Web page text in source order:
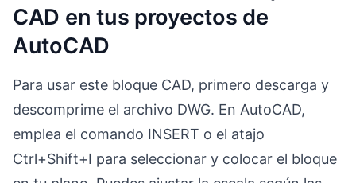
CAD en tus proyectos de
AutoCAD
Para usar este bloque CAD, primero descarga y
descomprime el archivo DWG. En AutoCAD,
emplea el comando INSERT o el atajo
Ctrl+Shift+I para seleccionar y colocar el bloque